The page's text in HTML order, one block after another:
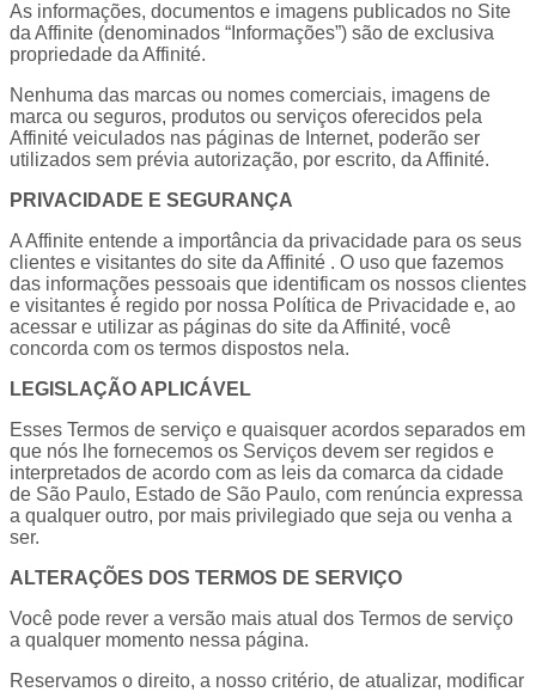
As informações, documentos e imagens publicados no Site
da Affinite (denominados “Informações”) são de exclusiva
propriedade da Affinité.
Nenhuma das marcas ou nomes comerciais, imagens de
marca ou seguros, produtos ou serviços oferecidos pela
Affinité veiculados nas páginas de Internet, poderão ser
utilizados sem prévia autorização, por escrito, da Affinité.
PRIVACIDADE E SEGURANÇA
A Affinite entende a importância da privacidade para os seus
clientes e visitantes do site da Affinité . O uso que fazemos
das informações pessoais que identificam os nossos clientes
e visitantes é regido por nossa Política de Privacidade e, ao
acessar e utilizar as páginas do site da Affinité, você
concorda com os termos dispostos nela.
LEGISLAÇÃO APLICÁVEL
Esses Termos de serviço e quaisquer acordos separados em
que nós lhe fornecemos os Serviços devem ser regidos e
interpretados de acordo com as leis da comarca da cidade
de São Paulo, Estado de São Paulo, com renúncia expressa
a qualquer outro, por mais privilegiado que seja ou venha a
ser.
ALTERAÇÕES DOS TERMOS DE SERVIÇO
Você pode rever a versão mais atual dos Termos de serviço
a qualquer momento nessa página.
Reservamos o direito, a nosso critério, de atualizar, modificar